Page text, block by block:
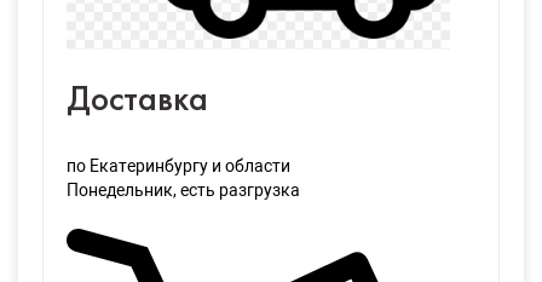
Доставка
по Екатеринбургу и области
Понедельник, есть разгрузка